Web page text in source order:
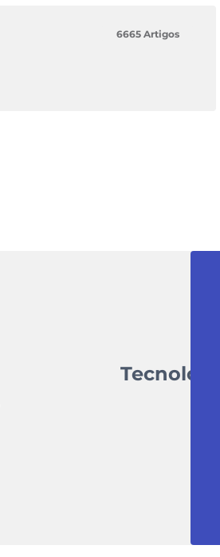
6665 Artigos
Tecnologia